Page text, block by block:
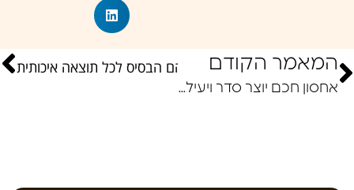
המאמר הקודם
אחסון חכם יוצר סדר ויעילות: כך תנצלו כל סנטימטר בקיר
הבאחומרי גלם נכונים הם הבסיס לכל תוצאה איכותית